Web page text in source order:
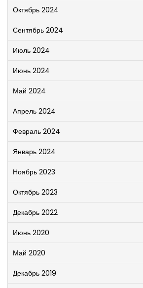
Октябрь 2024
Сентябрь 2024
Июль 2024
Июнь 2024
Май 2024
Апрель 2024
Февраль 2024
Январь 2024
Ноябрь 2023
Октябрь 2023
Декабрь 2022
Июнь 2020
Май 2020
Декабрь 2019